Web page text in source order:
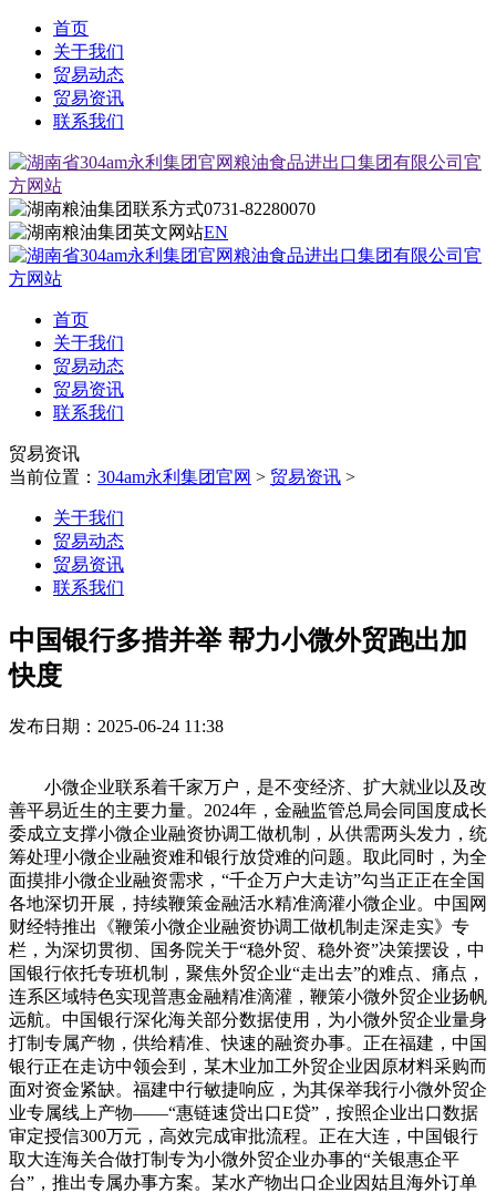
首页
关于我们
贸易动态
贸易资讯
联系我们
0731-82280070
EN
首页
关于我们
贸易动态
贸易资讯
联系我们
贸易资讯
当前位置： 304am永利集团官网 > 贸易资讯 >
关于我们
贸易动态
贸易资讯
联系我们
中国银行多措并举 帮力小微外贸跑出加
快度
发布日期：2025-06-24 11:38
小微企业联系着千家万户，是不变经济、扩大就业以及改
善平易近生的主要力量。2024年，金融监管总局会同国度成长
委成立支撑小微企业融资协调工做机制，从供需两头发力，统
筹处理小微企业融资难和银行放贷难的问题。取此同时，为全
面摸排小微企业融资需求，“千企万户大走访”勾当正正在全国
各地深切开展，持续鞭策金融活水精准滴灌小微企业。中国网
财经特推出《鞭策小微企业融资协调工做机制走深走实》专
栏，为深切贯彻、国务院关于“稳外贸、稳外资”决策摆设，中
国银行依托专班机制，聚焦外贸企业“走出去”的难点、痛点，
连系区域特色实现普惠金融精准滴灌，鞭策小微外贸企业扬帆
远航。中国银行深化海关部分数据使用，为小微外贸企业量身
打制专属产物，供给精准、快速的融资办事。正在福建，中国
银行正在走访中领会到，某木业加工外贸企业因原材料采购而
面对资金紧缺。福建中行敏捷响应，为其保举我行小微外贸企
业专属线上产物——“惠链速贷出口E贷”，按照企业出口数据
审定授信300万元，高效完成审批流程。正在大连，中国银行
取大连海关合做打制专为小微外贸企业办事的“关银惠企平
台”，推出专属办事方案。某水产物出口企业因姑且海外订单